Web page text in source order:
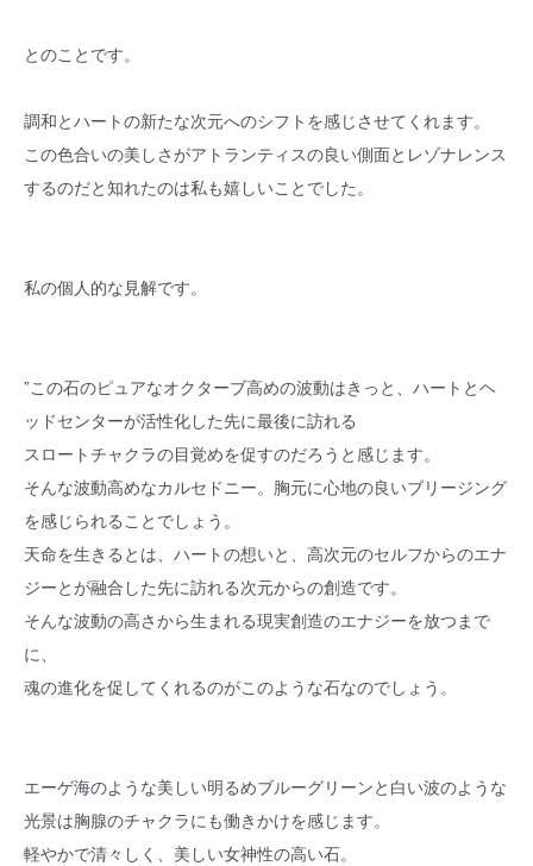
とのことです。
調和とハートの新たな次元へのシフトを感じさせてくれます。
この色合いの美しさがアトランティスの良い側面とレゾナレンス
するのだと知れたのは私も嬉しいことでした。
私の個人的な見解です。
”この石のピュアなオクターブ高めの波動はきっと、ハートとヘ
ッドセンターが活性化した先に最後に訪れる
スロートチャクラの目覚めを促すのだろうと感じます。
そんな波動高めなカルセドニー。胸元に心地の良いブリージング
を感じられることでしょう。
天命を生きるとは、ハートの想いと、高次元のセルフからのエナ
ジーとが融合した先に訪れる次元からの創造です。
そんな波動の高さから生まれる現実創造のエナジーを放つまで
に、
魂の進化を促してくれるのがこのような石なのでしょう。
エーゲ海のような美しい明るめブルーグリーンと白い波のような
光景は胸腺のチャクラにも働きかけを感じます。
軽やかで清々しく、美しい女神性の高い石。